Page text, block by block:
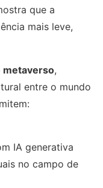
que a
mais leve,
metaverso,
entre o mundo
IA generativa
no campo de